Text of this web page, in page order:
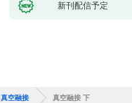
新刊配信予定
真空融接 真空融接 下